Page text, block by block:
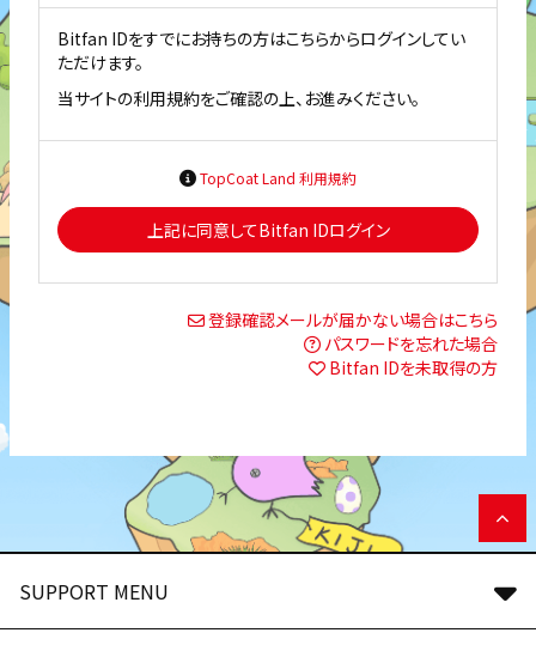
Bitfan IDをすでにお持ちの方はこちらからログインしてい
ただけます。
当サイトの利用規約をご確認の上、お進みください。
TopCoat Land 利用規約
上記に同意してBitfan IDログイン
登録確認メールが届かない場合はこちら
パスワードを忘れた場合
Bitfan IDを未取得の方
SUPPORT MENU